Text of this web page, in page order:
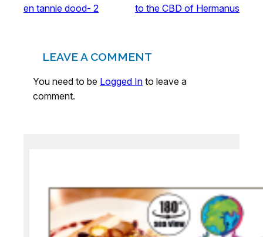
en tannie dood- 2
to the CBD of Hermanus
LEAVE A COMMENT
You need to be Logged In to leave a
comment.